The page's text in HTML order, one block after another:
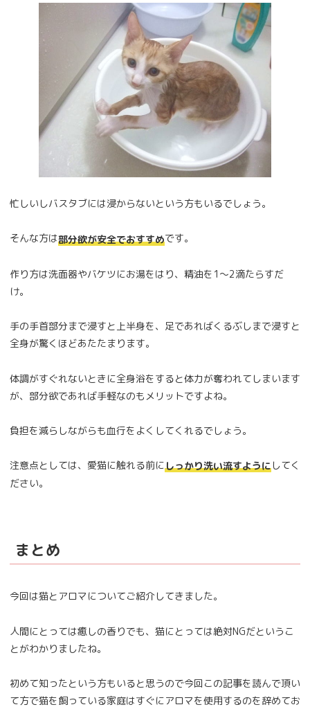
忙しいしバスタブには浸からないという方もいるでしょう。
そんな方は部分欲が安全でおすすめです。
作り方は洗面器やバケツにお湯をはり、精油を1～2滴たらすだ
け。
手の手首部分まで浸すと上半身を、足であればくるぶしまで浸すと
全身が驚くほどあたたまります。
体調がすぐれないときに全身浴をすると体力が奪われてしまいます
が、部分欲であれば手軽なのもメリットですよね。
負担を減らしながらも血行をよくしてくれるでしょう。
注意点としては、愛猫に触れる前にしっかり洗い流すようにしてく
ださい。
まとめ
今回は猫とアロマについてご紹介してきました。
人間にとっては癒しの香りでも、猫にとっては絶対NGだというこ
とがわかりましたね。
初めて知ったという方もいると思うので今回この記事を読んで頂い
て方で猫を飼っている家庭はすぐにアロマを使用するのを辞めてお